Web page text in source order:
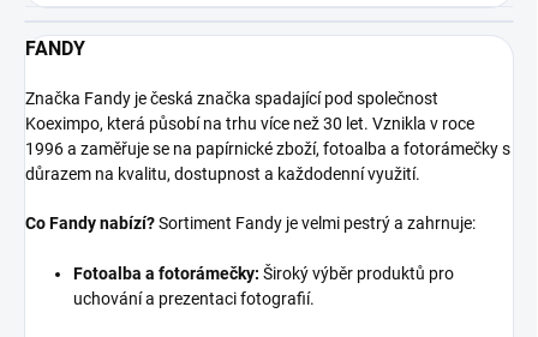
FANDY
Značka Fandy je česká značka spadající pod společnost
Koeximpo, která působí na trhu více než 30 let. Vznikla v roce
1996 a zaměřuje se na papírnické zboží, fotoalba a fotorámečky s
důrazem na kvalitu, dostupnost a každodenní využití.
Co Fandy nabízí?Sortiment Fandy je velmi pestrý a zahrnuje:
Fotoalba a fotorámečky: Široký výběr produktů pro
uchování a prezentaci fotografií.